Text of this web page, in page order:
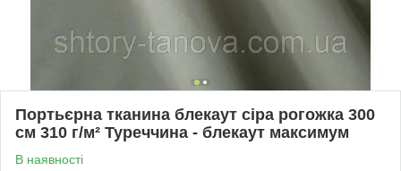
Портьєрна тканина блекаут сіра рогожка 300
см 310 г/м² Туреччина - блекаут максимум
В наявності